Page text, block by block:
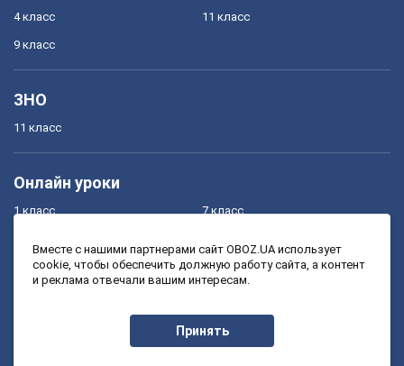
4 класс
9 класс
11 класс
ЗНО
11 класс
Онлайн уроки
1 класс
3 класс
7 класс
9 класс
Вместе с нашими партнерами сайт OBOZ.UA использует
cookie, чтобы обеспечить должную работу сайта, а контент
и реклама отвечали вашим интересам.
Принять